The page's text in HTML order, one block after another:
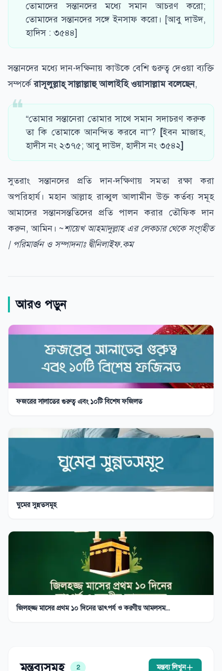
তোমাদের সন্তানদের মধ্যে সমান আচরণ করো;
তোমাদের সন্তানদের সঙ্গে ইনসাফ করো। [আবু দাউদ,
হাদিস : ৩৫৪৪]
সন্তানদের মধ্যে দান-দক্ষিনায় কাউকে বেশি গুরুত্ব দেওয়া ব্যক্তি
সম্পর্কেরাসূলুল্লাহ্ সাল্লাল্লাহু আলাইহি ওয়াসাল্লাম বলেছেন,
“তোমার সন্তানেরা তোমার সাথে সমান সদাচরণ করুক
তা কি তোমাকে আনন্দিত করবে না”? [ইবন মাজাহ,
হাদীস নং ২৩৭৫; আবু দাউদ, হাদীস নং ৩৫৪২]
সুতরাং সন্তানদের প্রতি দান-দক্ষিণায় সমতা রক্ষা করা
অপরিহার্য। মহান আল্লাহ রাব্বুল আলামীন উক্ত কর্তব্য সমূহ
আমাদের সন্তানসন্ততিদের প্রতি পালন করার তৌফিক দান
করুন, আমিন। ~শায়েখ আহমাদুল্লাহ এর লেকচার থেকে সংগৃহীত
| পরিমার্জন ও সম্পাদনাঃ দ্বীনিলাইফ.কম
আরও পড়ুন
ফজরের সালাতের গুরুত্ব এবং ১০টি বিশেষ ফজিলত
ঘুমের সুন্নতসমূহ
জিলহজ্জ মাসের প্রথম ১০ দিনের তাৎপর্য ও করণীয় আমলসম...
মন্তব্যসমূহ 2 মন্তব্য লিখুন